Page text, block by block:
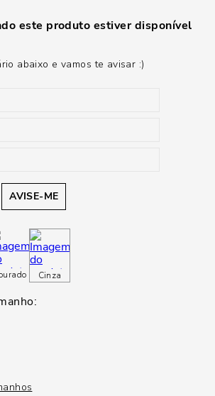
este produto estiver disponível
abaixo e vamos te avisar :)
AVISE-ME
Cinza